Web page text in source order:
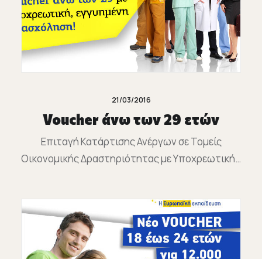
21/03/2016
Voucher άνω των 29 ετών
Επιταγή Κατάρτισης Ανέργων σε Τομείς
Οικονομικής Δραστηριότητας με Υποχρεωτική…